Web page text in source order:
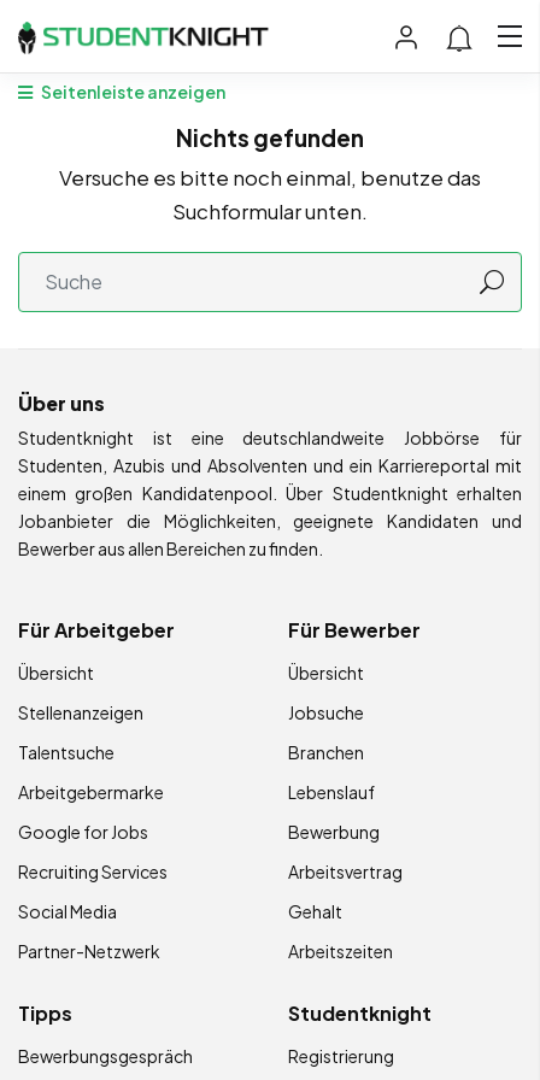
Seitenleiste anzeigen
Nichts gefunden
Versuche es bitte noch einmal, benutze das
Suchformular unten.
Über uns
Studentknight ist eine deutschlandweite Jobbörse für
Studenten, Azubis und Absolventen und ein Karriereportal mit
einem großen Kandidatenpool. Über Studentknight erhalten
Jobanbieter die Möglichkeiten, geeignete Kandidaten und
Bewerber aus allen Bereichen zu finden.
Für Arbeitgeber
Übersicht
Stellenanzeigen
Talentsuche
Arbeitgebermarke
Google for Jobs
Recruiting Services
Social Media
Partner-Netzwerk
Für Bewerber
Übersicht
Jobsuche
Branchen
Lebenslauf
Bewerbung
Arbeitsvertrag
Gehalt
Arbeitszeiten
Tipps
Bewerbungsgespräch
Studentknight
Registrierung